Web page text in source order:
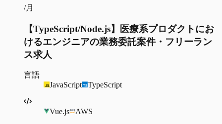
/月
【TypeScript/Node.js】医療系プロダクトにお
けるエンジニアの業務委託案件・フリーラン
ス求人
言語
JavaScript
TypeScript
Vue.js AWS